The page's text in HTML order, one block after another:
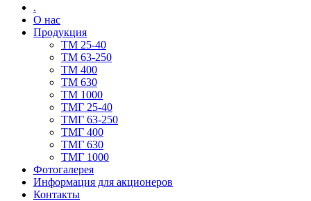
.
О нас
Продукция
TM 25-40
TM 63-250
ТМ 400
ТМ 630
ТМ 1000
TMГ 25-40
TMГ 63-250
ТМГ 400
ТМГ 630
ТМГ 1000
Фотогалерея
Информация для акционеров
Контакты